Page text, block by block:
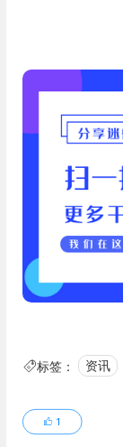
标签： 资讯
1